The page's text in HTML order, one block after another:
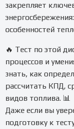
закрепляет
особенностей
🔥 Тест по этой
процессов и
знать, как
рассчитать КПД,
видов топлива. 📊
Даже если вы
подготовку к